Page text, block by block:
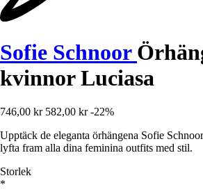
Sofie Schnoor
kvinnor Luciasa
746,00 kr 582,00 kr -22%
Upptäck de eleganta örhängena Sofie
lyfta fram alla dina feminina outfits med stil.
Storlek
*